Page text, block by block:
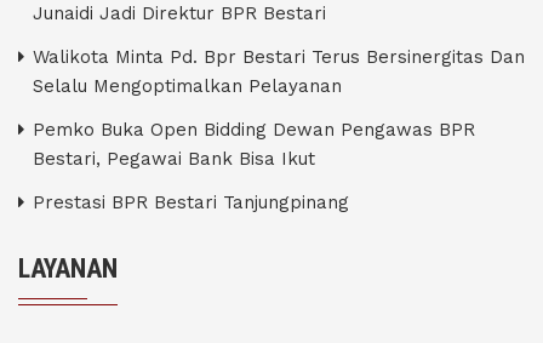
Junaidi Jadi Direktur BPR Bestari
Walikota Minta Pd. Bpr Bestari Terus Bersinergitas Dan
Selalu Mengoptimalkan Pelayanan
Pemko Buka Open Bidding Dewan Pengawas BPR
Bestari, Pegawai Bank Bisa Ikut
Prestasi BPR Bestari Tanjungpinang
LAYANAN